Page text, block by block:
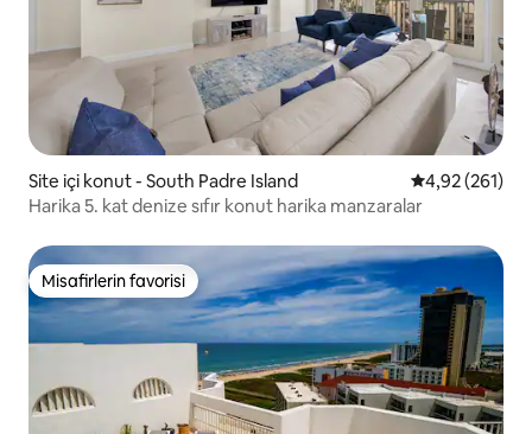
Site içi konut - South Padre Island 5 üzerinden
4,92 (261)
Harika 5. kat denize sıfır konut harika manzaralar
Misafirlerin favorisi
Misafirlerin favorisi